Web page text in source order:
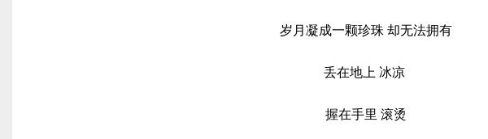
岁月凝成一颗珍珠 却无法拥有
丢在地上 冰凉
握在手里 滚烫